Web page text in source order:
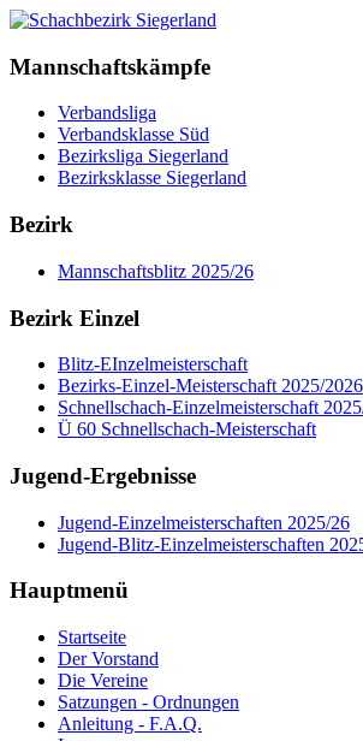
Mannschaftskämpfe
Verbandsliga
Verbandsklasse Süd
Bezirksliga Siegerland
Bezirksklasse Siegerland
Bezirk
Mannschaftsblitz 2025/26
Bezirk Einzel
Blitz-EInzelmeisterschaft
Bezirks-Einzel-Meisterschaft 2025/2026
Schnellschach-Einzelmeisterschaft
Ü 60 Schnellschach-Meisterschaft
Jugend-Ergebnisse
Jugend-Einzelmeisterschaften 2025/26
Jugend-Blitz-Einzelmeisterschaften
Hauptmenü
Startseite
Der Vorstand
Die Vereine
Satzungen - Ordnungen
Anleitung - F.A.Q.